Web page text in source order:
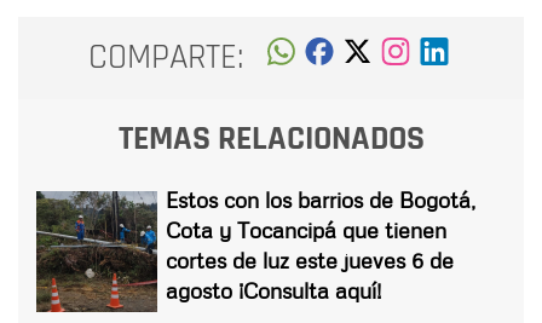
COMPARTE:
TEMAS RELACIONADOS
Estos con los barrios de Bogotá,
Cota y Tocancipá que tienen
cortes de luz este jueves 6 de
agosto ¡Consulta aquí!